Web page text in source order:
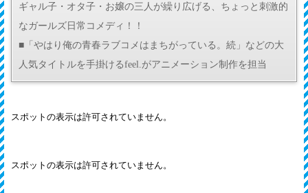
ギャル子・オタ子・お嬢の三人が繰り広げる、ちょっと刺激的
なガールズ日常コメディ！！
■「やはり俺の青春ラブコメはまちがっている。続」などの大
人気タイトルを手掛けるfeel.がアニメーション制作を担当